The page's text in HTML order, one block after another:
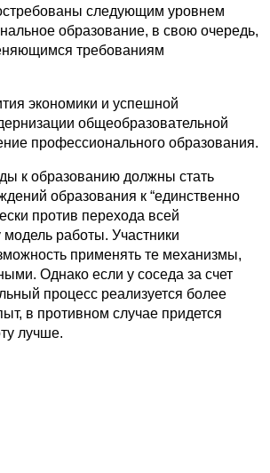
следующим уровнем
образование, в свою очередь,
требованиям
экономики и успешной
общеобразовательной
профессионального образования.
к образованию должны стать
образования к “единственно
против перехода всей
работы. Участники
применять те механизмы,
Однако если у соседа за счет
процесс реализуется более
в противном случае придется
лучше.